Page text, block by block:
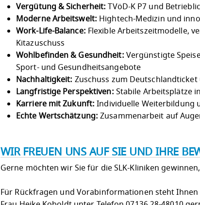
Vergütung & Sicherheit: TVöD-K P7 und
Moderne Arbeitswelt: Hightech-Medizin und
Work-Life-Balance: Flexible Arbeitszeitmodelle,
Kitazuschuss
Wohlbefinden & Gesundheit: Vergünstigte
Sport- und Gesundheitsangebote
Nachhaltigkeit: Zuschuss zum
Langfristige Perspektiven: Stabile Arbeitsplätze
Karriere mit Zukunft: Individuelle Weiterbildung
Echte Wertschätzung: Zusammenarbeit auf
WIR FREUEN UNS AUF SIE UND IHRE
Gerne möchten wir Sie für die SLK-Kliniken
Für Rückfragen und Vorabinformationen steht